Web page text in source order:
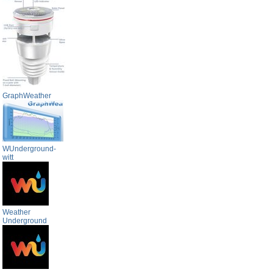
GraphWeather
WUnderground-
witt
Weather
Underground